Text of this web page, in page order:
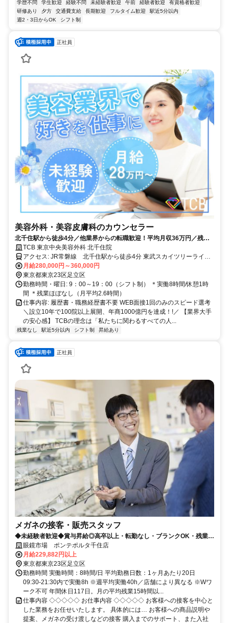
学歴不問 学生歓迎 経験不問 未経験者歓迎 午前 経験者歓迎
有資格者歓迎
研修あり
夕方 交通費支給 長期歓迎 フルタイム歓迎
駅近5分以内
週2・3日からOK
シフト制
正社員
美容外科・美容皮膚科のカウンセラー
北千住駅から徒歩4分／他業界からの転職歓迎！平均月収36万円／残業
月平均3.2h／社割あり／研修充実
TCB 東京中央美容外科 北千住院
アクセス: JR常磐線 北千住駅から徒歩4分 東武スカイツリーライン
北千住駅から徒歩4分 東京メトロ千代田線 北千住駅から徒歩4分
東京メトロ日比谷線 北千住駅から徒歩4分 つくばエクスプレ
ス 北千住駅から徒歩4分
月給280,000円～360,000円
東京都東京23区足立区
勤務時間・曜日: 9：00～19：00（シフト制） ＊実働8時間/休憩1時
間 ＊残業ほぼなし（月平均2.6時間）
仕事内容: 履歴書・職務経歴書不要 WEB面接1回のみのスピード選考
＼設立10年で100院以上展開、年商1000億円を達成！!／ 【業界大手
の安心感】 TCBの理念は「私たちに関わるすべての人...
残業なし 駅近5分以内 シフト制 昇給あり
正社員
メガネの接客・販売スタッフ
◆未経験者歓迎◆賞与昇給◎高卒以上・転勤なし・ブランクOK・残業少
なめ・業界No1！
眼鏡市場 ポンテポルタ千住店
月給229,882円以上
東京都東京23区足立区
勤務時間 実働時間：8時間/日 平均勤務日数：1ヶ月あたり20日
09:30-21:30内で実働8h ※週平均実働40h／店舗により異なる ※Wワ
ーク不可 年間休日117日。月の平均残業15時間以...
仕事内容 ◇◇◇◇◇ お仕事内容 ◇◇◇◇◇ お客様への接客を中心と
した業務をお任せいたします。 具体的には… お客様への商品説明や
提案、メガネの受け渡しなどの接客 購入までのサポート、また入社